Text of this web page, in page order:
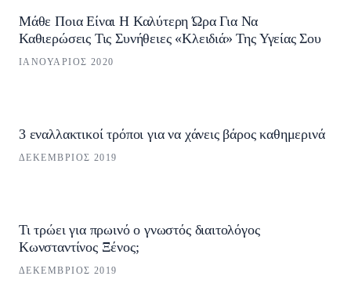
Μάθε Ποια Είναι Η Καλύτερη Ώρα Για Να
Καθιερώσεις Τις Συνήθειες «Κλειδιά» Της Υγείας Σου
ΙΑΝΟΥΆΡΙΟΣ 2020
3 εναλλακτικοί τρόποι για να χάνεις βάρος καθημερινά
ΔΕΚΈΜΒΡΙΟΣ 2019
Τι τρώει για πρωινό ο γνωστός διαιτολόγος
Kωνσταντίνος Ξένος;
ΔΕΚΈΜΒΡΙΟΣ 2019